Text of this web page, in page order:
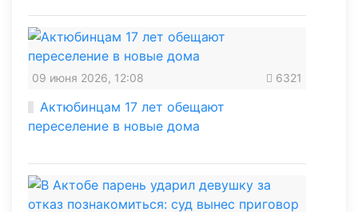
09 июня 2026, 12:08 6321
Актюбинцам 17 лет обещают
переселение в новые дома